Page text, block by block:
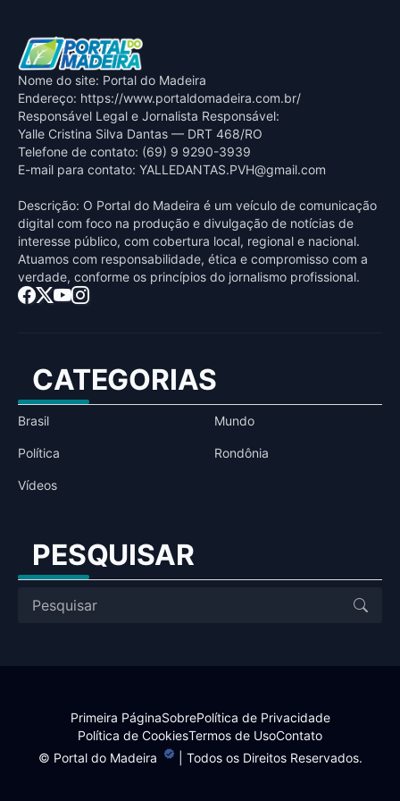
Nome do site: Portal do Madeira
Endereço: https://www.portaldomadeira.com.br/
Responsável Legal e Jornalista Responsável:
Yalle Cristina Silva Dantas — DRT 468/RO
Telefone de contato: (69) 9 9290-3939
E-mail para contato: YALLEDANTAS.PVH@gmail.com
Descrição: O Portal do Madeira é um veículo de comunicação
digital com foco na produção e divulgação de notícias de
interesse público, com cobertura local, regional e nacional.
Atuamos com responsabilidade, ética e compromisso com a
verdade, conforme os princípios do jornalismo profissional.
CATEGORIAS
Brasil Mundo
Política Rondônia
Vídeos
PESQUISAR
© Portal do Madeira | Todos os Direitos Reservados.
Primeira PáginaSobrePolítica de Privacidade
Política de CookiesTermos de UsoContato